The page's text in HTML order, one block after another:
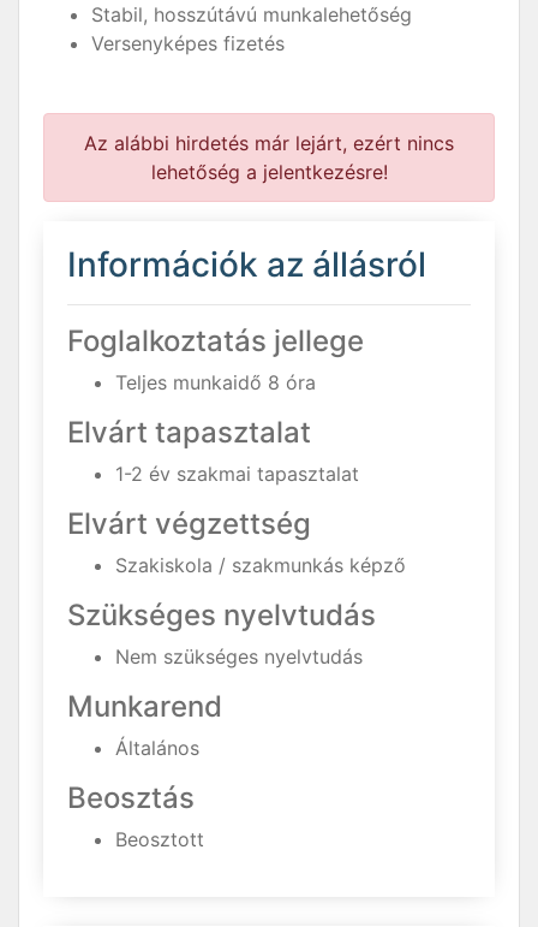
Stabil, hosszútávú munkalehetőség
Versenyképes fizetés
Az alábbi hirdetés már lejárt, ezért nincs
lehetőség a jelentkezésre!
Információk az állásról
Foglalkoztatás jellege
Teljes munkaidő 8 óra
Elvárt tapasztalat
1-2 év szakmai tapasztalat
Elvárt végzettség
Szakiskola / szakmunkás képző
Szükséges nyelvtudás
Nem szükséges nyelvtudás
Munkarend
Általános
Beosztás
Beosztott